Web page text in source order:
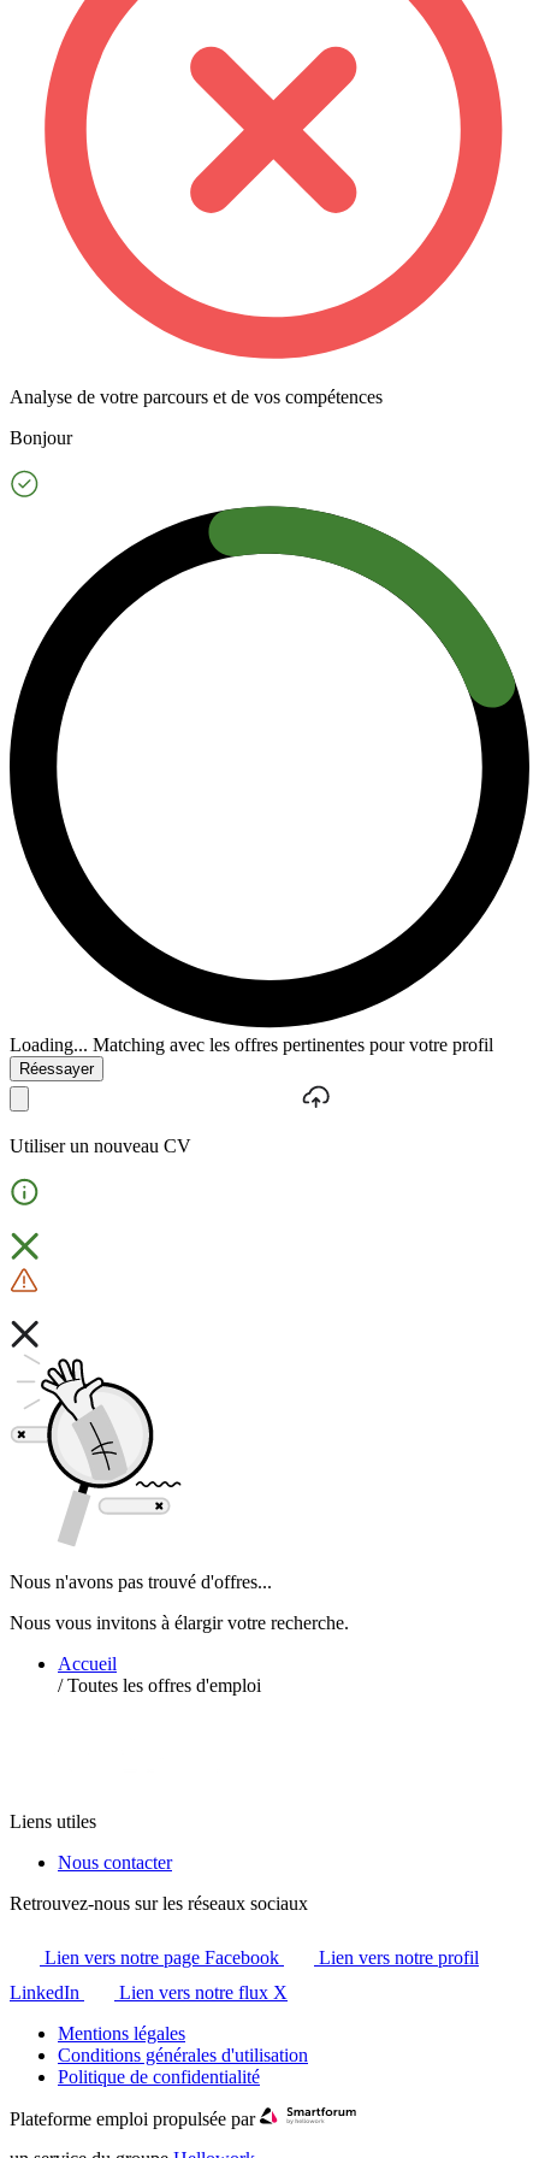
Analyse de votre parcours et de vos compétences
Bonjour
Loading... Matching avec les offres pertinentes pour votre profil
Réessayer
Utiliser un nouveau CV
Nous n'avons pas trouvé d'offres...
Nous vous invitons à élargir votre recherche.
Accueil
/ Toutes les offres d'emploi
Liens utiles
Nous contacter
Retrouvez-nous sur les réseaux sociaux
Lien vers notre page Facebook
Lien vers notre profil
LinkedIn
Lien vers notre flux X
Mentions légales
Conditions générales d'utilisation
Politique de confidentialité
Plateforme emploi propulsée par